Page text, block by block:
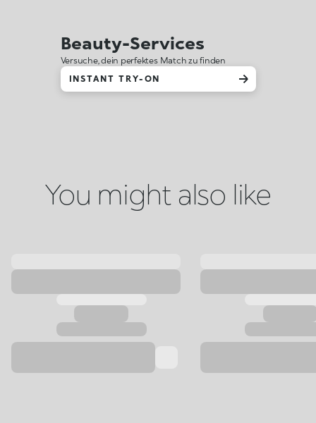
Beauty-Services
Versuche, dein perfektes Match zu finden
INSTANT TRY-ON
You might also like